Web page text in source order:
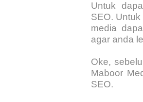
Untuk
SEO.
media
agar anda
Oke,
Maboor
SEO.